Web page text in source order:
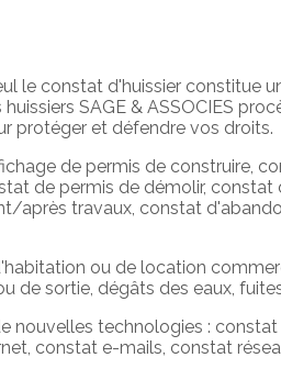
le constat d'huissier constitue
huissiers SAGE & ASSOCIES
protéger et défendre vos droits.
de permis de construire,
de permis de démolir, constat
après travaux, constat
ou de location
de sortie, dégâts des eaux,
nouvelles technologies :
constat e-mails, constat